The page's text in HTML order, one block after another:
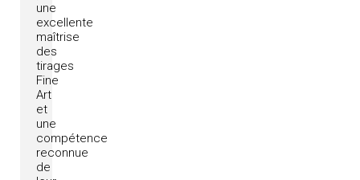
une
excellente
maîtrise
des
tirages
Fine
Art
et
une
compétence
reconnue
de